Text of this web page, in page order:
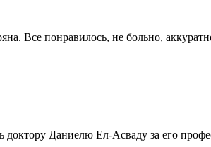
Все понравилось, не больно,
доктору Даниелю Ел-Асваду за его